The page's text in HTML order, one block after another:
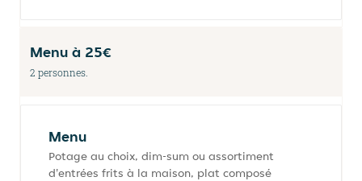
Menu à 25€
2 personnes.
Menu
Potage au choix, dim-sum ou assortiment
d'entrées frits à la maison, plat composé